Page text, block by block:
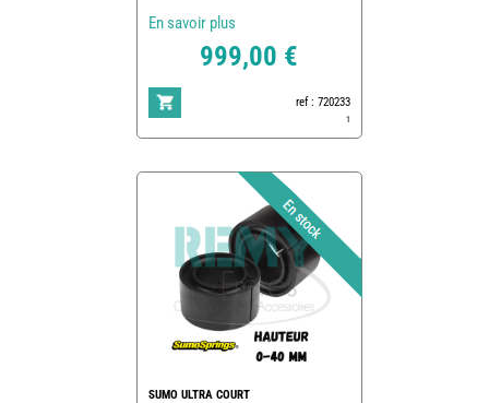
En savoir plus
999,00 €
ref : 720233
1
SUMO ULTRA COURT